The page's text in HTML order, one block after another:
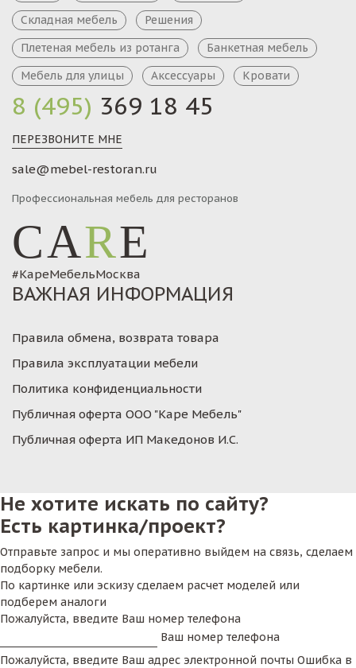
8 (495) 369 18 45
ПЕРЕЗВОНИТЕ МНЕ
sale@mebel-restoran.ru
Профессиональная мебель для ресторанов
CARE
#КареМебельМосква
Складная мебель
Решения
Плетеная мебель из ротанга
Банкетная мебель
Мебель для улицы
Аксессуары Кровати
ВАЖНАЯ ИНФОРМАЦИЯ
Правила обмена, возврата товара
Правила эксплуатации мебели
Политика конфиденциальности
Публичная оферта ООО "Каре Мебель"
Публичная оферта ИП Македонов И.С.
Не хотите искать по сайту?
Есть картинка/проект?
Отправьте запрос и мы оперативно выйдем на связь, сделаем
подборку мебели.
По картинке или эскизу сделаем расчет моделей или
подберем аналоги
Пожалуйста, введите Ваш номер телефона
Ваш номер телефона
Пожалуйста, введите Ваш адрес электронной почты Ошибка в